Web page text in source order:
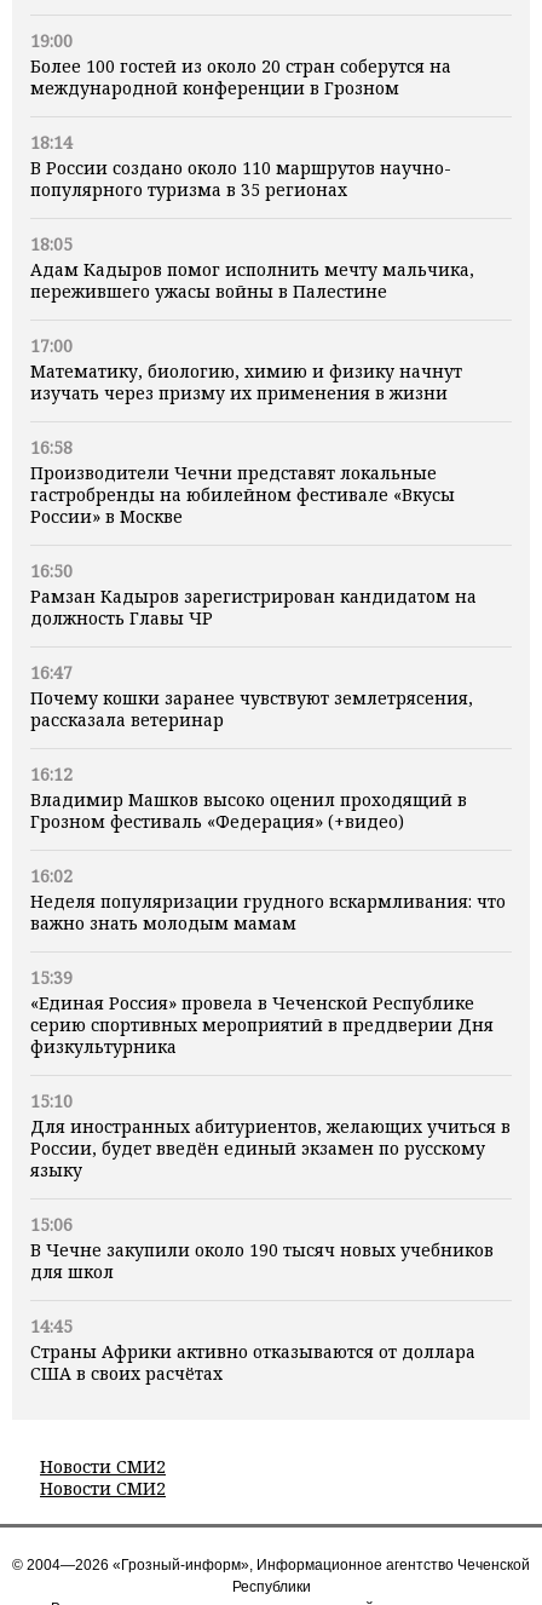
19:00
Более 100 гостей из около 20 стран соберутся на
международной конференции в Грозном
18:14
В России создано около 110 маршрутов научно-
популярного туризма в 35 регионах
18:05
Адам Кадыров помог исполнить мечту мальчика,
пережившего ужасы войны в Палестине
17:00
Математику, биологию, химию и физику начнут
изучать через призму их применения в жизни
16:58
Производители Чечни представят локальные
гастробренды на юбилейном фестивале «Вкусы
России» в Москве
16:50
Рамзан Кадыров зарегистрирован кандидатом на
должность Главы ЧР
16:47
Почему кошки заранее чувствуют землетрясения,
рассказала ветеринар
16:12
Владимир Машков высоко оценил проходящий в
Грозном фестиваль «Федерация» (+видео)
16:02
Неделя популяризации грудного вскармливания: что
важно знать молодым мамам
15:39
«Единая Россия» провела в Чеченской Республике
серию спортивных мероприятий в преддверии Дня
физкультурника
15:10
Для иностранных абитуриентов, желающих учиться в
России, будет введён единый экзамен по русскому
языку
15:06
В Чечне закупили около 190 тысяч новых учебников
для школ
14:45
Страны Африки активно отказываются от доллара
США в своих расчётах
Новости СМИ2
Новости СМИ2
© 2004—2026 «Грозный-информ», Информационное агентство Чеченской
Республики